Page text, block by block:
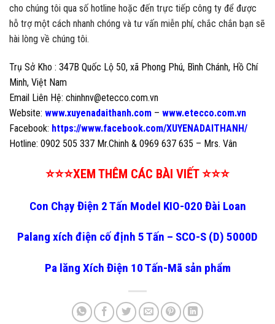
cho chúng tôi qua số hotline hoặc đến trực tiếp công ty để được
hỗ trợ một cách nhanh chóng và tư vấn miễn phí, chắc chắn bạn sẽ
hài lòng về chúng tôi.
Trụ Sở Kho : 347B Quốc Lộ 50, xã Phong Phú, Bình Chánh, Hồ Chí
Minh, Việt Nam
Email Liên Hệ: chinhnv@etecco.com.vn
Website: www.xuyenadaithanh.com – www.etecco.com.vn
Facebook: https://www.facebook.com/XUYENADAITHANH/
Hotline: 0902 505 337 Mr.Chinh & 0969 637 635 – Mrs. Vân
⭐⭐⭐XEM THÊM CÁC BÀI VIẾT ⭐⭐⭐
Con Chạy Điện 2 Tấn Model KIO-020 Đài Loan
Palang xích điện cố định 5 Tấn – SCO-S (D) 5000D
Pa lăng Xích Điện 10 Tấn-Mã sản phẩm